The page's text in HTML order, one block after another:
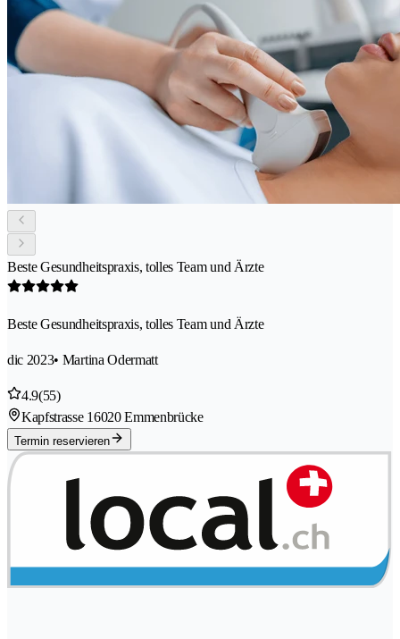
Beste Gesundheitspraxis, tolles Team und Ärzte
Beste Gesundheitspraxis, tolles Team und Ärzte
dic 2023• Martina Odermatt
4.9(55)
Kapfstrasse 16020 Emmenbrücke
Termin reservieren